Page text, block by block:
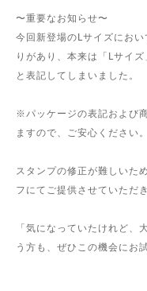
〜重要なお知らせ〜
今回新登場のLサイズにお
りがあり、本来は「Lサイ
と表記してしまいました。
※パッケージの表記および
ますので、ご安心ください。
スタンプの修正が難しいた
フにてご提供させていただ
「気になっていたけれど
う方も、ぜひこの機会にお